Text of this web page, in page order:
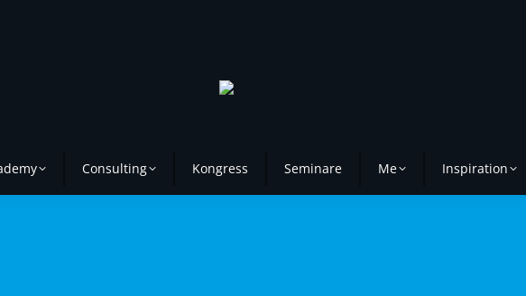
Consulting Kongress Seminare Me Inspiration